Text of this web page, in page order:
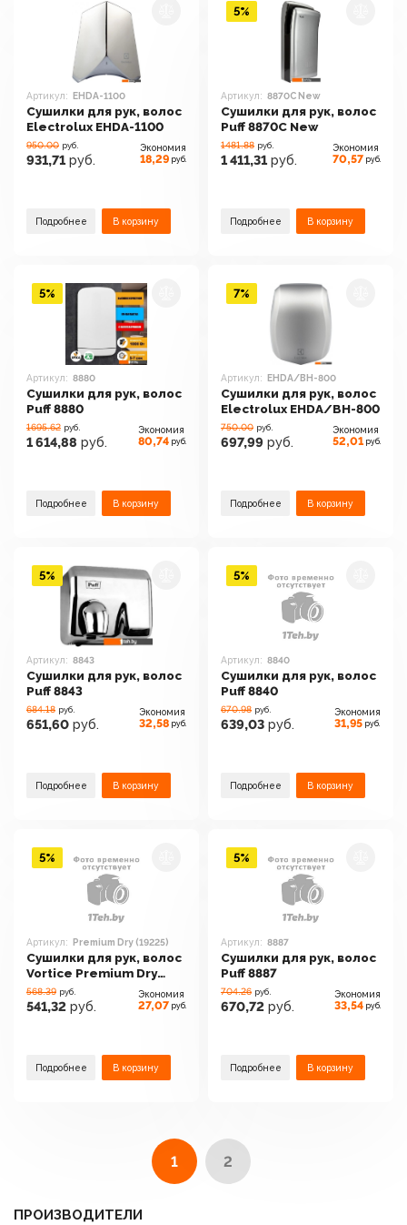
Артикул: EHDA-1100
Сушилки для рук, волос
Electrolux EHDA-1100
950.00 руб.
931,71 руб.
Экономия
18,29 руб.
Подробнее В корзину
Артикул: 8870C New
Сушилки для рук, волос
Puff 8870C New
1481.88 руб.
1 411,31 руб.
Экономия
70,57 руб.
Подробнее В корзину
5%
Артикул: 8880
Сушилки для рук, волос
Puff 8880
1695.62 руб.
1 614,88 руб.
Экономия
80,74 руб.
Подробнее В корзину
5%
Артикул: EHDA/BH-800
Сушилки для рук, волос
Electrolux EHDA/BH-800
750.00 руб.
697,99 руб.
Экономия
52,01 руб.
Подробнее В корзину
7%
Артикул: 8843
Сушилки для рук, волос
Puff 8843
684.18 руб.
651,60 руб.
Экономия
32,58 руб.
Подробнее В корзину
5%
Артикул: 8840
Сушилки для рук, волос
Puff 8840
670.98 руб.
639,03 руб.
Экономия
31,95 руб.
Подробнее В корзину
5%
Артикул: Premium Dry (19225)
Сушилки для рук, волос
Vortice Premium Dry
(19225)
568.39 руб.
541,32 руб.
Экономия
27,07 руб.
Подробнее В корзину
5%
Артикул: 8887
Сушилки для рук, волос
Puff 8887
704.26 руб.
670,72 руб.
Экономия
33,54 руб.
Подробнее В корзину
5%
1 2
ПРОИЗВОДИТЕЛИ